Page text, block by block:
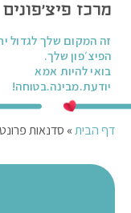
מרכז פיצ'פונים
זה המקום שלך לגדול
הפיצ׳פון שלך.
בואי להיות אמא
יודעת.מבינה.בטוחה!
דף הבית» סדנאות